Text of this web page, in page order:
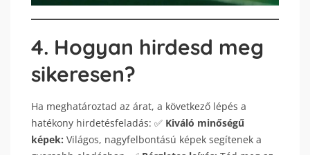
4. Hogyan hirdesd meg
sikeresen?
Ha meghatároztad az árat, a következő lépés a
hatékony hirdetésfeladás: ✅ Kiváló minőségű
képek: Világos, nagyfelbontású képek segítenek a